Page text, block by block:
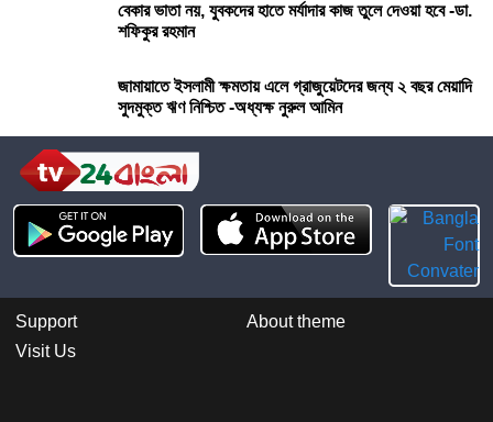
বেকার ভাতা নয়, যুবকদের হাতে মর্যাদার কাজ তুলে দেওয়া হবে -ডা.
শফিকুর রহমান
জামায়াতে ইসলামী ক্ষমতায় এলে গ্রাজুয়েটদের জন্য ২ বছর মেয়াদি
সুদমুক্ত ঋণ নিশ্চিত -অধ্যক্ষ নুরুল আমিন
Support
About theme
Visit Us